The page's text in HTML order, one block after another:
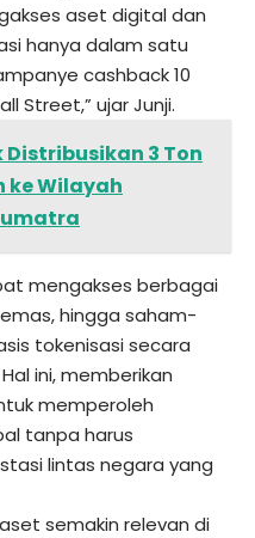
aset digital dan
hanya dalam satu
cashback 10
Street,” ujar Junji.
Distribusikan 3 Ton
ke Wilayah
mengakses berbagai
hingga saham-
tokenisasi secara
ini, memberikan
memperoleh
tanpa harus
lintas negara yang
semakin relevan di